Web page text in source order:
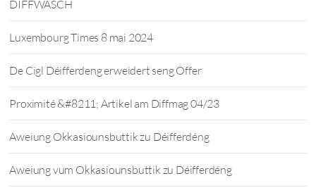
DIFFWÄSCH
Luxembourg Times 8 mai 2024
De Cigl Déifferdeng erweidert seng Offer
Proximité &#8211; Artikel am Diffmag 04/23
Aweiung Okkasiounsbuttik zu Déifferdéng
Aweiung vum Okkasiounsbuttik zu Déifferdéng